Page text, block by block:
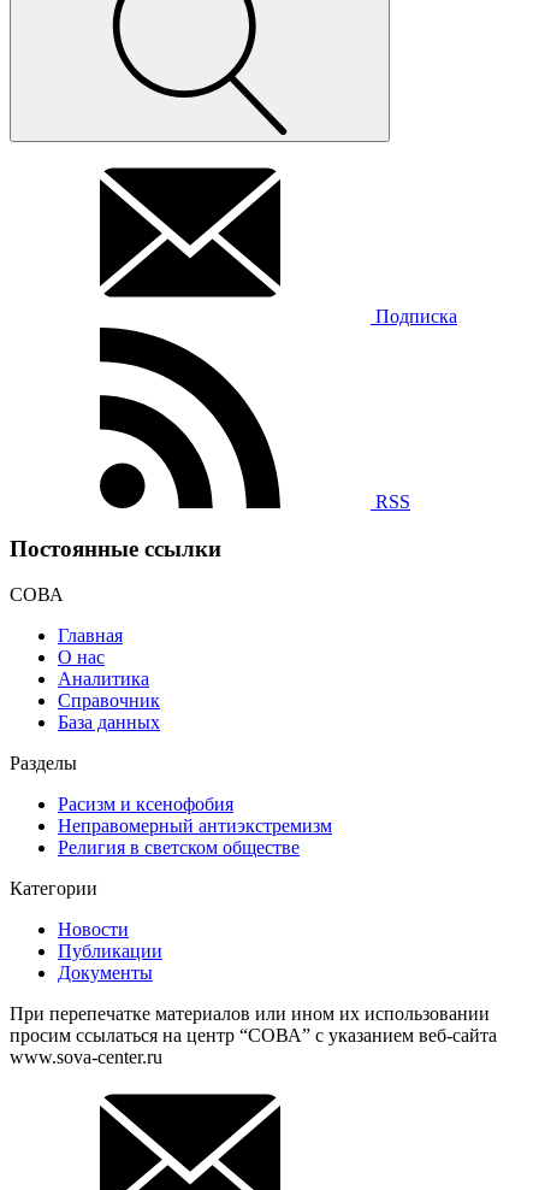
Подписка
RSS
Постоянные ссылки
СОВА
Главная
О нас
Аналитика
Справочник
База данных
Разделы
Расизм и ксенофобия
Неправомерный антиэкстремизм
Религия в светском обществе
Категории
Новости
Публикации
Документы
При перепечатке материалов или ином их использовании
просим ссылаться на центр “СОВА” с указанием веб-сайта
www.sova-center.ru